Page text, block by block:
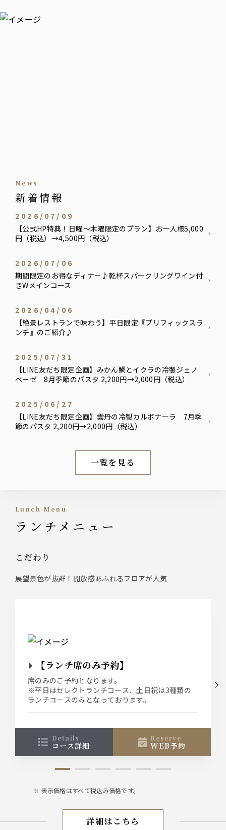
news
新着情報
新着情報
一覧を見る
2026/07/09
【公式HP特典！日曜〜木曜限定のプラン】お一人様5,000
円（税込）→4,500円（税込）
2026/07/06
期間限定のお得なディナー♪乾杯スパークリングワイン付
きWメインコース
2026/04/06
【絶景レストランで味わう】平日限定『プリフィックスラ
ンチ』のご紹介♪
2025/07/31
【LINE友だち限定企画】みかん鯛とイクラの冷製ジェノ
ベーゼ 8月季節のパスタ 2,200円→2,000円（税込）
2025/06/27
【LINE友だち限定企画】雲丹の冷製カルボナーラ 7月季
節のパスタ 2,200円→2,000円（税込）
Lunch Menu
ランチメニュー
こだわり
展望景色が抜群！開放感あふれるフロアが人気
【ランチ席のみ予約】
席のみのご予約となります。
※平日はセレクトランチコース、土日祝は3種類の
ランチコースのみとなっております。
details
コース詳細
reserve
WEB予約
表示価格はすべて税込み価格です。
ランチメニュー
詳細はこちら